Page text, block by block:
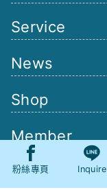
Service
News
Shop
Member
Other
粉絲專頁 Inquire